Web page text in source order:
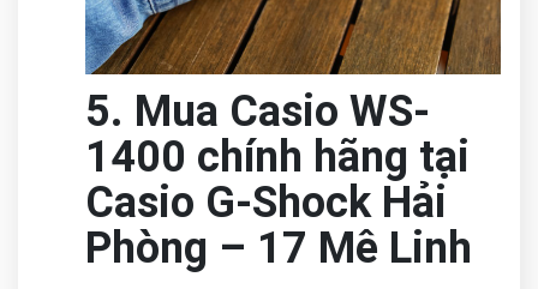
5. Mua Casio WS-
1400 chính hãng tại
Casio G-Shock Hải
Phòng – 17 Mê Linh